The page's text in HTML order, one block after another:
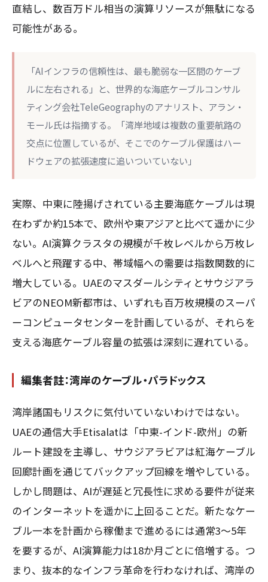
直結し、数百万ドル相当の演算リソースが無駄になる
可能性がある。
「AIインフラの信頼性は、最も脆弱な一区間のケーブ
ルに左右される」と、世界的な海底ケーブルコンサル
ティング会社TeleGeographyのアナリスト、アラン・
モール氏は指摘する。「湾岸地域は複数の重要航路の
交点に位置しているが、そこでのケーブル保護はハー
ドウェアの拡張速度に追いついていない」
実際、中東に陸揚げされている主要海底ケーブルは現
在わずか約15本で、欧州や東アジアと比べて遥かに少
ない。AI演算クラスタの規模が千枚レベルから万枚レ
ベルへと飛躍する中、帯域幅への需要は指数関数的に
増大している。UAEのマスダールシティとサウジアラ
ビアのNEOM新都市は、いずれも百万枚規模のスーパ
ーコンピュータセンターを計画しているが、それらを
支える海底ケーブル容量の拡張は深刻に遅れている。
編集者註：湾岸のケーブル・パラドックス
湾岸諸国もリスクに気付いていないわけではない。
UAEの通信大手Etisalatは「中東-インド-欧州」の新
ルート建設を主導し、サウジアラビアは紅海ケーブル
回廊計画を通じてバックアップ回線を増やしている。
しかし問題は、AIが遅延と冗長性に求める要件が従来
のインターネットを遥かに上回ることだ。新たなケー
ブル一本を計画から稼働まで進めるには通常3〜5年
を要するが、AI演算能力は18か月ごとに倍増する。つ
まり、抜本的なインフラ革命を行わなければ、湾岸の